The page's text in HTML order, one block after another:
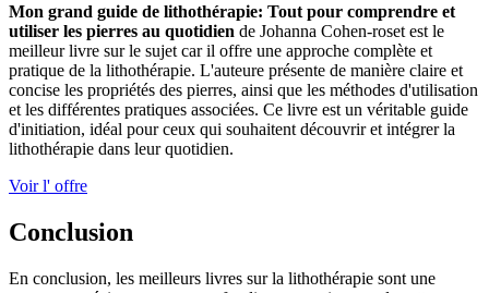
Mon grand guide de lithothérapie: Tout pour comprendre et
utiliser les pierres au quotidien de Johanna Cohen-roset est le
meilleur livre sur le sujet car il offre une approche complète et
pratique de la lithothérapie. L'auteure présente de manière claire et
concise les propriétés des pierres, ainsi que les méthodes d'utilisation
et les différentes pratiques associées. Ce livre est un véritable guide
d'initiation, idéal pour ceux qui souhaitent découvrir et intégrer la
lithothérapie dans leur quotidien.
Voir l' offre
Conclusion
En conclusion, les meilleurs livres sur la lithothérapie sont une